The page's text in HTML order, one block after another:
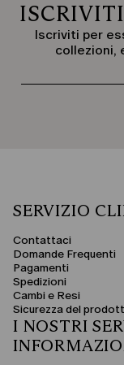
Iscriviti per
collezioni,
SERVIZIO
Contattaci
Domande Frequenti
Pagamenti
Spedizioni
Cambi e Resi
Sicurezza del
I NOSTRI